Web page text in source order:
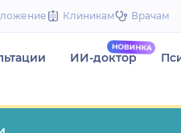
Клиникам Врачам
ИИ-доктор